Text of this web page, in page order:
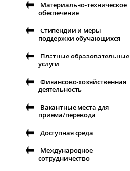
Материально-техническое
обеспечение
Стипендии и меры
поддержки обучающихся
Платные образовательные
услуги
Финансово-хозяйственная
деятельность
Вакантные места для
приема/перевода
Доступная среда
Международное
сотрудничество